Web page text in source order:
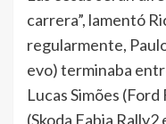
carrera”, lamentó
regularmente,
evo) terminaba
Lucas Simões
(Skoda Fabia